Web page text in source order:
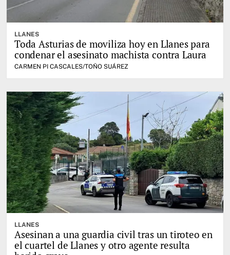
LLANES
Toda Asturias de moviliza hoy en Llanes para
condenar el asesinato machista contra Laura
CARMEN PI CASCALES/TOÑO SUÁREZ
LLANES
Asesinan a una guardia civil tras un tiroteo en
el cuartel de Llanes y otro agente resulta